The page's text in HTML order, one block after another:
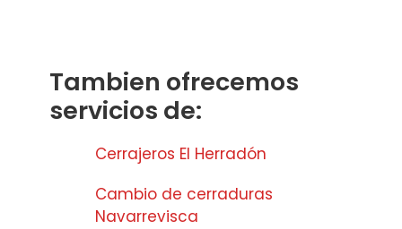
Tambien ofrecemos
servicios de:
Cerrajeros El Herradón
Cambio de cerraduras
Navarrevisca